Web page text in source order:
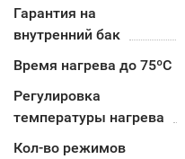
Гарантия на
внутренний бак
Время нагрева до 75ºС
Регулировка
температуры нагрева
Кол-во режимов